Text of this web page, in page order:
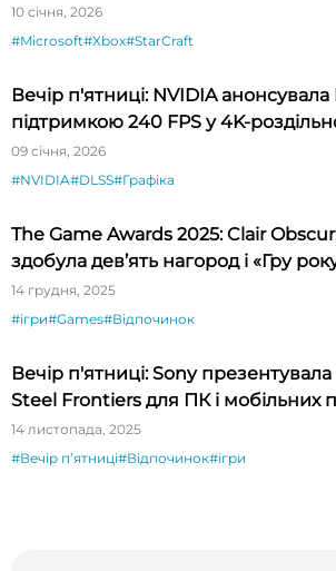
10 січня, 2026
#Microsoft#Xbox#StarCraft
Вечір п'ятниці: NVIDIA анонсувала
підтримкою 240 FPS у 4K-
09 січня, 2026
#NVIDIA#DLSS#Графіка
The Game Awards 2025: Clair
здобула дев’ять нагород і «Гру
14 грудня, 2025
#ігри#Games#Відпочинок
Вечір п'ятниці: Sony
Steel Frontiers для ПК і мобільних
14 листопада, 2025
#Вечір пʼятниці#Відпочинок#ігри